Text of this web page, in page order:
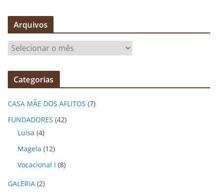
Arquivos
r
q
v
o
Categorias
CASA MÃE DOS AFLITOS (7)
FUNDADORES (42)
Luisa (4)
Magela (12)
Vocacional I (8)
GALERIA (2)